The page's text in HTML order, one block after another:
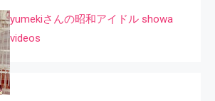
yumekiさんの昭和アイドル showa
videos